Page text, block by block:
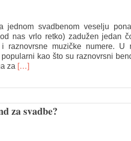
jednom svadbenom veselju
nas vrlo retko) zadužen jedan
i raznovrsne muzičke numere. U
kao što su raznovrsni
za Read
dobrih
bendova
[…]
za svadbe?